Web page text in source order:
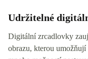
Udržitelné
Digitální zrcadlovky
obrazu, kterou